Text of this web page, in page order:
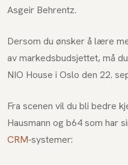
Asgeir Behrentz.
Dersom du ønsker å lære
av markedsbudsjettet, må
NIO House i Oslo den 22.
Fra scenen vil du bli bedre
Hausmann og b64 som har
CRM-systemer: